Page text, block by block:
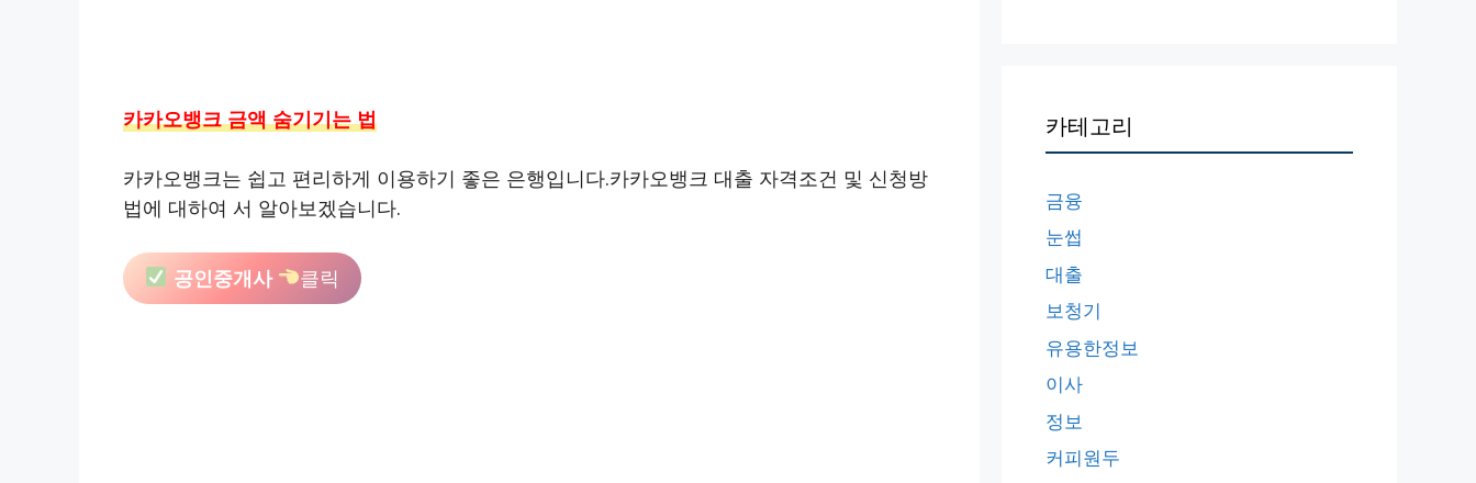
카카오뱅크 금액 숨기기는 법
카카오뱅크는 쉽고 편리하게 이용하기 좋은 은행입니다.카카오뱅크 대출 자격조건 및 신청방
법에 대하여 서 알아보겠습니다.
공인중개사 클릭
카테고리
금융
눈썹
대출
보청기
유용한정보
이사
정보
커피원두